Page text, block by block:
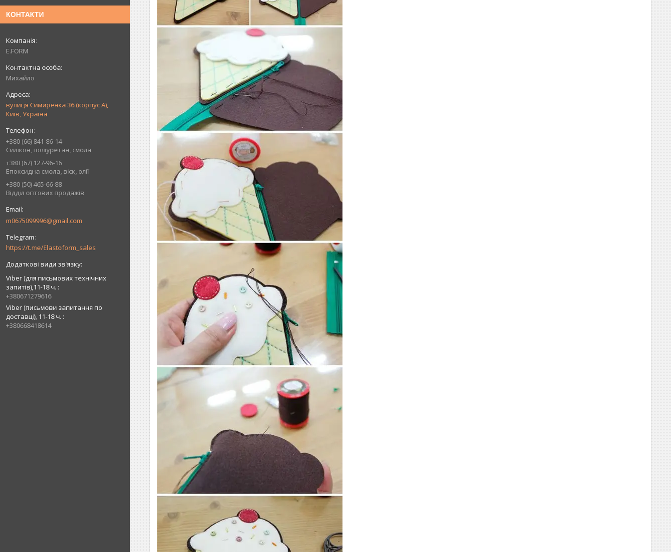
КОНТАКТИ
E.FORM
Михайло
вулиця Симиренка 36 (корпус А),
Київ, Україна
+380 (66) 841-86-14
Силікон, поліуретан, смола
+380 (67) 127-96-16
Епоксидна смола, віск, олії
+380 (50) 465-66-88
Відділ оптових продажів
m0675099996@gmail.com
https://t.me/Elastoform_sales
Viber (для письмових технічних
запитів),11-18 ч.
+380671279616
Viber (письмови запитання по
доставці), 11-18 ч.
+380668418614